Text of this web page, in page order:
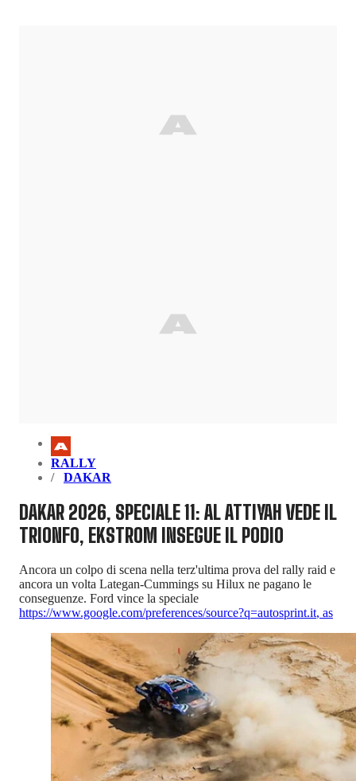
RALLY
DAKAR
DAKAR 2026, SPECIALE 11: AL ATTIYAH VEDE IL
TRIONFO, EKSTROM INSEGUE IL PODIO
Ancora un colpo di scena nella terz'ultima prova del rally raid e
ancora un volta Lategan-Cummings su Hilux ne pagano le
conseguenze. Ford vince la speciale
https://www.google.com/preferences/source?q=autosprint.it, as